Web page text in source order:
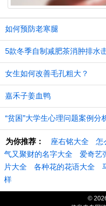
如何预防老寒腿
5款冬季自制减肥茶消肿排水
女生如何改善毛孔粗大？
嘉禾子姜血鸭
“贫困”大学生心理问题案例分
为你推荐： 座右铭大全 怎
气又聚财的名字大全
爱奇艺
片大全
各种花的花语大全
样
©